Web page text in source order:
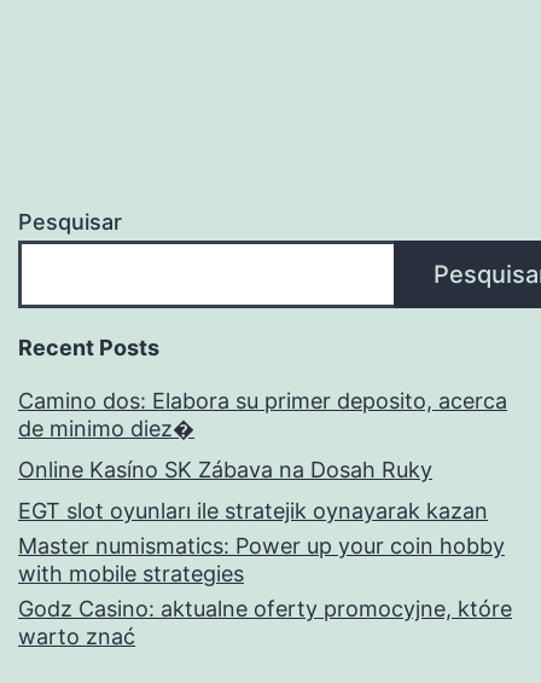
Pesquisar
Recent Posts
Camino dos: Elabora su primer deposito, acerca
de minimo diez�
Online Kasíno SK Zábava na Dosah Ruky
EGT slot oyunları ile stratejik oynayarak kazan
Master numismatics: Power up your coin hobby
with mobile strategies
Godz Casino: aktualne oferty promocyjne, które
warto znać